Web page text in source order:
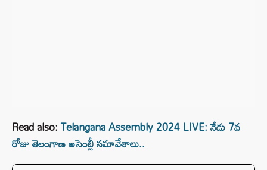
Read also:Telangana Assembly 2024 LIVE: నేడు 7వ
రోజు తెలంగాణ అసెంబ్లీ సమావేశాలు..